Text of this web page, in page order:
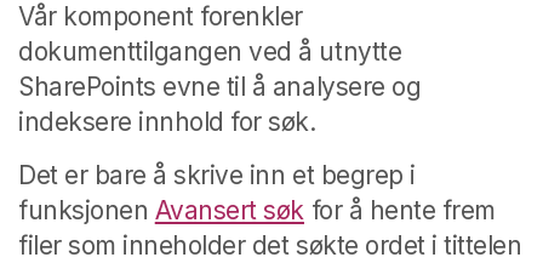
Vår komponent forenkler
dokumenttilgangen ved å utnytte
SharePoints evne til å analysere og
indeksere innhold for søk.
Det er bare å skrive inn et begrep i
funksjonen Avansert søkfor å hente frem
filer som inneholder det søkte ordet i tittelen